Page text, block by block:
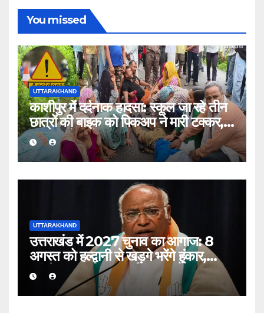
You missed
UTTARAKHAND
काशीपुर में दर्दनाक हादसा: स्कूल जा रहे तीन
छात्रों की बाइक को पिकअप ने मारी टक्कर,
एक की मौत, दो घायल
UTTARAKHAND
उत्तराखंड में 2027 चुनाव का आगाज: 8
अगस्त को हल्द्वानी से खड़गे भरेंगे हुंकार,
कांग्रेस का शक्ति प्रदर्शन